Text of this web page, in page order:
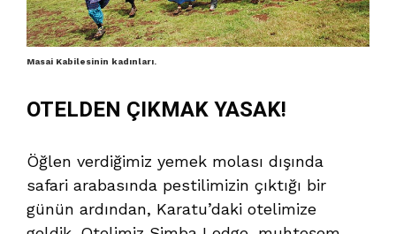
Masai Kabilesinin kadınları.
OTELDEN ÇIKMAK YASAK!
Öğlen verdiğimiz yemek molası dışında
safari arabasında pestilimizin çıktığı bir
günün ardından, Karatu’daki otelimize